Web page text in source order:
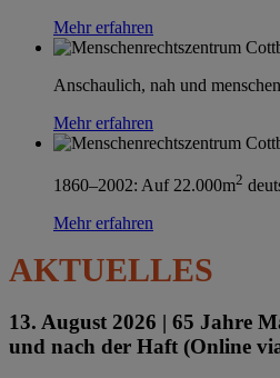
Mehr erfahren
Anschaulich, nah und
Mehr erfahren
1860–2002: Auf 22.000m2
Mehr erfahren
AKTUELLES
13. August 2026 | 65 Jahre
und nach der Haft (Online